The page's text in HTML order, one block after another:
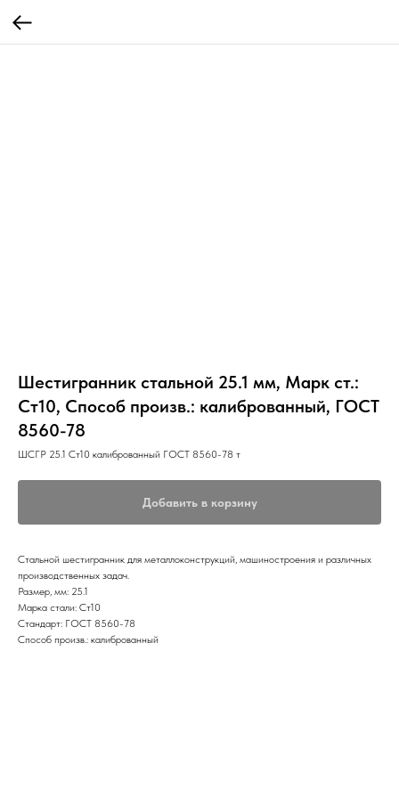
Шестигранник стальной 25.1 мм, Марк ст.:
Ст10, Способ произв.: калиброванный, ГОСТ
8560-78
ШСГР 25.1 Ст10 калиброванный ГОСТ 8560-78 т
Добавить в корзину
Стальной шестигранник для металлоконструкций, машиностроения и различных
производственных задач.
Размер, мм: 25.1
Марка стали: Ст10
Стандарт: ГОСТ 8560-78
Способ произв.: калиброванный